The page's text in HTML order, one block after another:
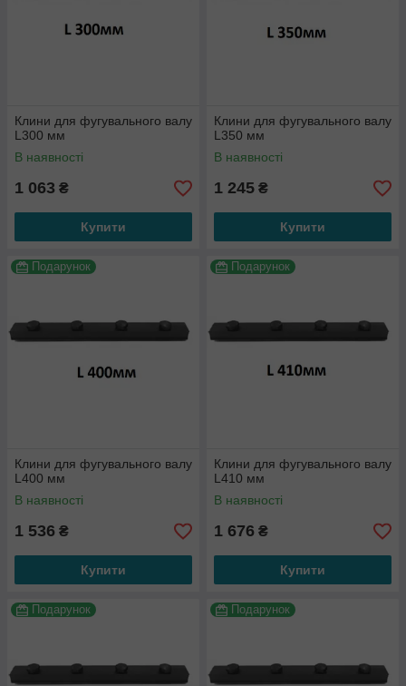
Клини для фугувального валу
L300 мм
В наявності
1 063 ₴
Купити
Клини для фугувального валу
L350 мм
В наявності
1 245 ₴
Купити
Подарунок
Клини для фугувального валу
L400 мм
В наявності
1 536 ₴
Купити
Подарунок
Клини для фугувального валу
L410 мм
В наявності
1 676 ₴
Купити
Подарунок Подарунок